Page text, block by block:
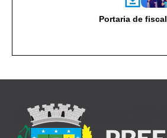
Portaria de fiscal